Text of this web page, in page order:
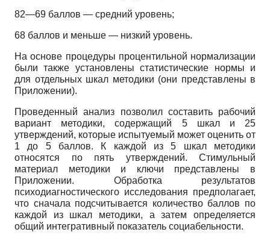
82—69 баллов — средний уровень;
68 баллов и меньше — низкий уровень.
На основе процедуры процентильной нормализации
были также установлены статистические нормы и
для отдельных шкал методики (они представлены в
Приложении).
Проведенный анализ позволил составить рабочий
вариант методики, содержащий 5 шкал и 25
утверждений, которые испытуемый может оценить от
1 до 5 баллов. К каждой из 5 шкал методики
относятся по пять утверждений. Стимульный
материал методики и ключи представлены в
Приложении. Обработка результатов
психодиагностического исследования предполагает,
что сначала подсчитывается количество баллов по
каждой из шкал методики, а затем определяется
общий интегративный показатель социабельности.